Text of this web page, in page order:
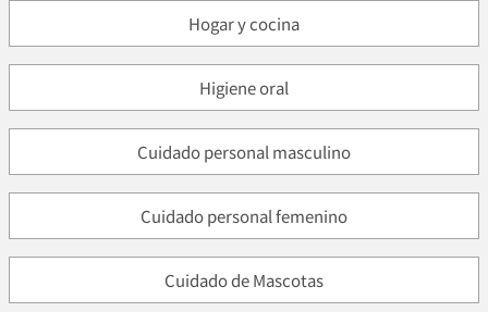
Hogar y cocina
Higiene oral
Cuidado personal masculino
Cuidado personal femenino
Cuidado de Mascotas